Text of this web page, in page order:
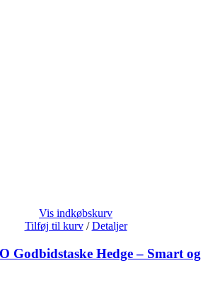
Vis indkøbskurv
Tilføj til kurv / Detaljer
Godbidstaske Hedge – Smart og